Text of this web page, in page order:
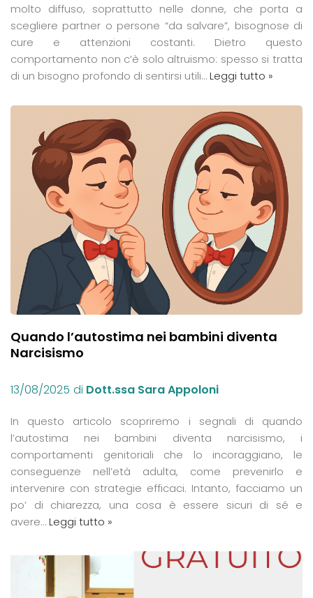
molto diffuso, soprattutto nelle donne, che porta a
scegliere partner o persone “da salvare”, bisognose di
cure e attenzioni costanti. Dietro questo
comportamento non c’è solo altruismo: spesso si tratta
di un bisogno profondo di sentirsi utili…Leggi tutto »
Quando l’autostima nei bambini diventa
Narcisismo
13/08/2025 di Dott.ssa Sara Appoloni
In questo articolo scopriremo i segnali di quando
l’autostima nei bambini diventa narcisismo, i
comportamenti genitoriali che lo incoraggiano, le
conseguenze nell’età adulta, come prevenirlo e
intervenire con strategie efficaci. Intanto, facciamo un
po’ di chiarezza, una cosa è essere sicuri di sé e
avere…Leggi tutto »